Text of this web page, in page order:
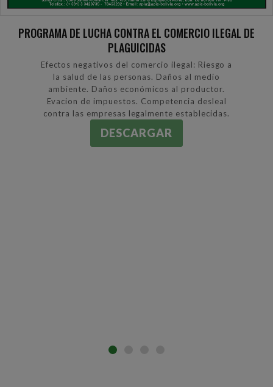
PROGRAMA DE LUCHA CONTRA EL COMERCIO ILEGAL DE
PLAGUICIDAS
Efectos negativos del comercio ilegal: Riesgo a
la salud de las personas. Daños al medio
ambiente. Daños económicos al productor.
Evacion de impuestos. Competencia desleal
contra las empresas legalmente establecidas.
DESCARGAR